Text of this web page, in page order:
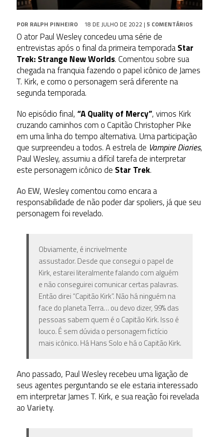
POR RALPH PINHEIRO 18 DE JULHO DE 2022 | 5 COMENTÁRIOS
O ator Paul Wesley concedeu uma série de
entrevistas após o final da primeira temporadaStar
Trek: Strange New Worlds. Comentou sobre sua
chegada na franquia fazendo o papel icônico de James
T. Kirk, e como o personagem será diferente na
segunda temporada.
No episódio final,“A Quality of Mercy”, vimos Kirk
cruzando caminhos com o Capitão Christopher Pike
em uma linha do tempo alternativa. Uma participação
que surpreendeu a todos. A estrela de Vampire Diaries,
Paul Wesley, assumiu a difícil tarefa de interpretar
este personagem icônico de Star Trek.
Ao EW, Wesley comentou como encara a
responsabilidade de não poder dar spoliers, já que seu
personagem foi revelado.
Obviamente, é incrivelmente
assustador. Desde que consegui o papel de
Kirk, estarei literalmente falando com alguém
e não conseguirei comunicar certas palavras.
Então direi “Capitão Kirk”. Não há ninguém na
face do planeta Terra… ou devo dizer, 99% das
pessoas sabem quem é o Capitão Kirk. Isso é
louco. É sem dúvida o personagem fictício
mais icônico. Há Hans Solo e há o Capitão Kirk.
Ano passado, Paul Wesley recebeu uma ligação de
seus agentes perguntando se ele estaria interessado
em interpretar James T. Kirk, e sua reação foi revelada
aoVariety.